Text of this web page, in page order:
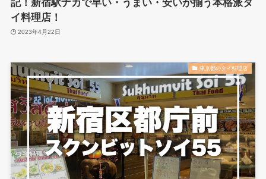
記！新宿駅ナカで早い・うまい・安いが揃う本格派タ
イ料理店！
2023年4月22日
東京都のタイ料理店